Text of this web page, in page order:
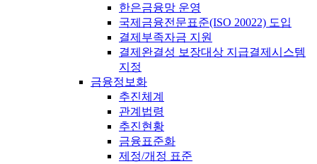
한은금융망 운영
국제금융전문표준(ISO 20022) 도입
결제부족자금 지원
결제완결성 보장대상 지급결제시스템
지정
금융정보화
추진체계
관계법령
추진현황
금융표준화
제정/개정 표준